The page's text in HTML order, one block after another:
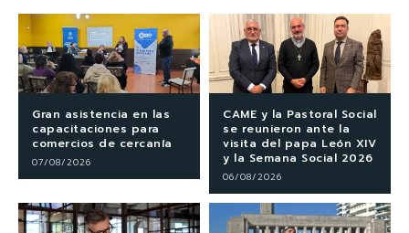
Gran asistencia en las
capacitaciones para
comercios de cercanía
07/08/2026
CAME y la Pastoral Social
se reunieron ante la
visita del papa León XIV
y la Semana Social 2026
06/08/2026